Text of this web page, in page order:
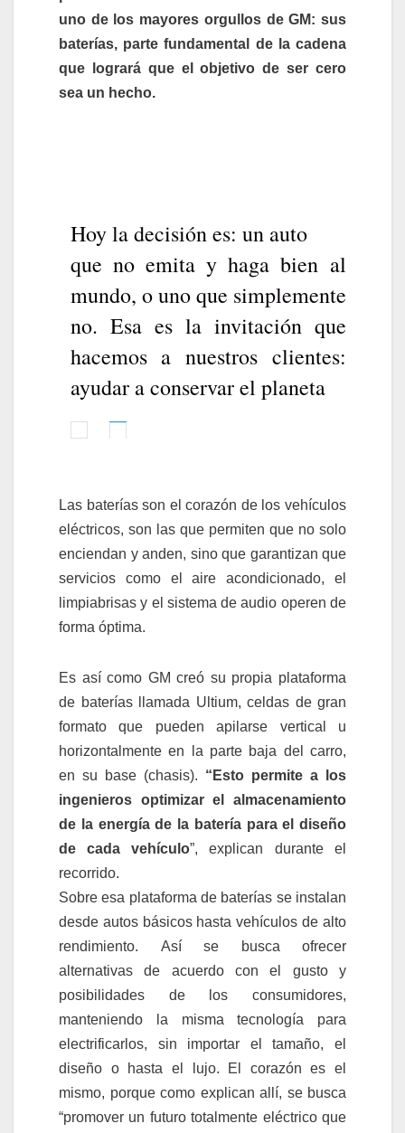
uno de los mayores orgullos de GM: sus
baterías, parte fundamental de la cadena
que logrará que el objetivo de ser cero
sea un hecho.
Hoy la decisión es: un auto
que no emita y haga bien al
mundo, o uno que simplemente
no. Esa es la invitación que
hacemos a nuestros clientes:
ayudar a conservar el planeta
E
B
O
O
K
T
T
E
R
Las baterías son el corazón de los vehículos
eléctricos, son las que permiten que no solo
enciendan y anden, sino que garantizan que
servicios como el aire acondicionado, el
limpiabrisas y el sistema de audio operen de
forma óptima.
Es así como GM creó su propia plataforma
de baterías llamada Ultium, celdas de gran
formato que pueden apilarse vertical u
horizontalmente en la parte baja del carro,
en su base (chasis). “Esto permite a los
ingenieros optimizar el almacenamiento
de la energía de la batería para el diseño
de cada vehículo”, explican durante el
recorrido.
Sobre esa plataforma de baterías se instalan
desde autos básicos hasta vehículos de alto
rendimiento. Así se busca ofrecer
alternativas de acuerdo con el gusto y
posibilidades de los consumidores,
manteniendo la misma tecnología para
electrificarlos, sin importar el tamaño, el
diseño o hasta el lujo. El corazón es el
mismo, porque como explican allí, se busca
“promover un futuro totalmente eléctrico que